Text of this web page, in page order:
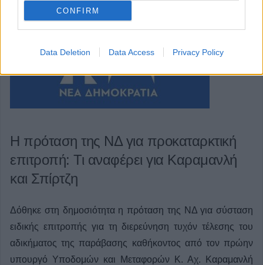
CONFIRM
Data Deletion Data Access Privacy Policy
Η πρόταση της ΝΔ για προκαταρκτική
επιτροπή: Τι αναφέρει για Καραμανλή
και Σπίρτζη
Δόθηκε στη δημοσιότητα η πρόταση της ΝΔ για σύσταση
ειδικής επιτροπής για τη διερεύνηση τυχόν τέλεσης του
αδικήματος της παράβασης καθήκοντος από τον πρώην
υπουργό Υποδομών και Μεταφορών Κ. Αχ. Καραμανλή